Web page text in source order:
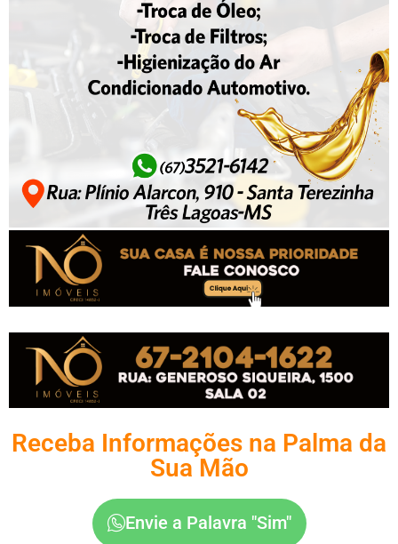
Receba Informações na Palma da
Sua Mão
Envie a Palavra "Sim"